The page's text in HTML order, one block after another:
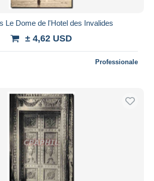
Le Dome de l'Hotel des Invalides
± 4,62 USD
Professionale